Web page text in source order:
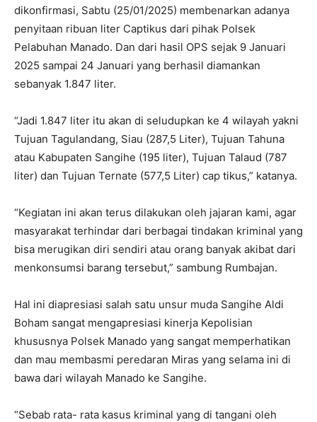
dikonfirmasi, Sabtu (25/01/2025) membenarkan adanya
penyitaan ribuan liter Captikus dari pihak Polsek
Pelabuhan Manado. Dan dari hasil OPS sejak 9 Januari
2025 sampai 24 Januari yang berhasil diamankan
sebanyak 1.847 liter.
“Jadi 1.847 liter itu akan di seludupkan ke 4 wilayah yakni
Tujuan Tagulandang, Siau (287,5 Liter), Tujuan Tahuna
atau Kabupaten Sangihe (195 liter), Tujuan Talaud (787
liter) dan Tujuan Ternate (577,5 Liter) cap tikus,” katanya.
“Kegiatan ini akan terus dilakukan oleh jajaran kami, agar
masyarakat terhindar dari berbagai tindakan kriminal yang
bisa merugikan diri sendiri atau orang banyak akibat dari
menkonsumsi barang tersebut,” sambung Rumbajan.
Hal ini diapresiasi salah satu unsur muda Sangihe Aldi
Boham sangat mengapresiasi kinerja Kepolisian
khususnya Polsek Manado yang sangat memperhatikan
dan mau membasmi peredaran Miras yang selama ini di
bawa dari wilayah Manado ke Sangihe.
“Sebab rata- rata kasus kriminal yang di tangani oleh